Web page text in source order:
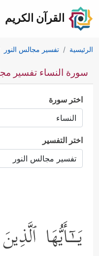
القرآن الكريم
الرئيسية تفسير مجالس النور
سورة النساء تفسير
اختر سورة
اختر التفسير
یَــٰۤـأَیُّهَا